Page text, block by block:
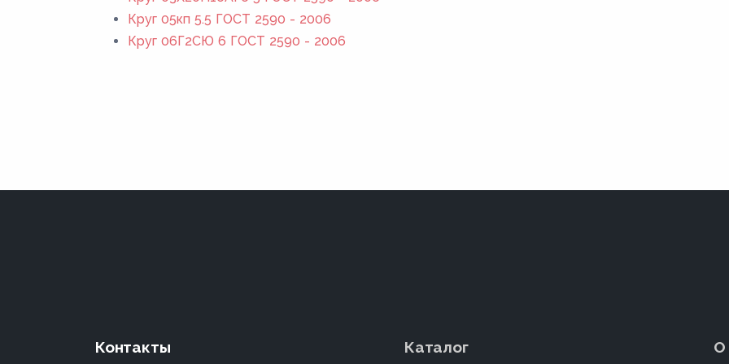
Круг 05кп 5.5 ГОСТ 2590 - 2006
Круг 06Г2СЮ 6 ГОСТ 2590 - 2006
Контакты Каталог О